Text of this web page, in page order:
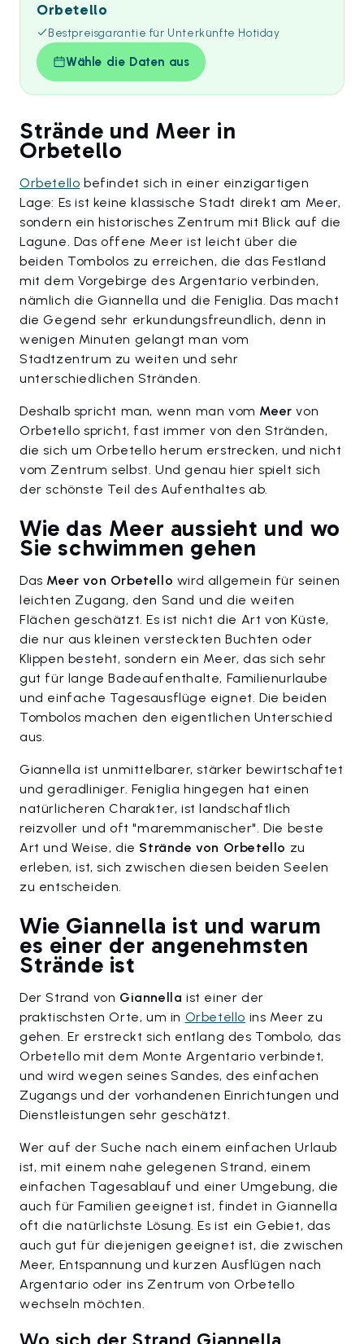
Orbetello
Bestpreisgarantie für Unterkünfte Hotiday
Wähle die Daten aus
Strände und Meer in
Orbetello
Orbetello befindet sich in einer einzigartigen
Lage: Es ist keine klassische Stadt direkt am Meer,
sondern ein historisches Zentrum mit Blick auf die
Lagune. Das offene Meer ist leicht über die
beiden Tombolos zu erreichen, die das Festland
mit dem Vorgebirge des Argentario verbinden,
nämlich die Giannella und die Feniglia. Das macht
die Gegend sehr erkundungsfreundlich, denn in
wenigen Minuten gelangt man vom
Stadtzentrum zu weiten und sehr
unterschiedlichen Stränden.
Deshalb spricht man, wenn man vom Meer von
Orbetello spricht, fast immer von den Stränden,
die sich um Orbetello herum erstrecken, und nicht
vom Zentrum selbst. Und genau hier spielt sich
der schönste Teil des Aufenthaltes ab.
Wie das Meer aussieht und wo
Sie schwimmen gehen
Das Meer von Orbetello wird allgemein für seinen
leichten Zugang, den Sand und die weiten
Flächen geschätzt. Es ist nicht die Art von Küste,
die nur aus kleinen versteckten Buchten oder
Klippen besteht, sondern ein Meer, das sich sehr
gut für lange Badeaufenthalte, Familienurlaube
und einfache Tagesausflüge eignet. Die beiden
Tombolos machen den eigentlichen Unterschied
aus.
Giannella ist unmittelbarer, stärker bewirtschaftet
und geradliniger. Feniglia hingegen hat einen
natürlicheren Charakter, ist landschaftlich
reizvoller und oft "maremmanischer". Die beste
Art und Weise, die Strände von Orbetello zu
erleben, ist, sich zwischen diesen beiden Seelen
zu entscheiden.
Wie Giannella ist und warum
es einer der angenehmsten
Strände ist
Der Strand von Giannella ist einer der
praktischsten Orte, um in Orbetello ins Meer zu
gehen. Er erstreckt sich entlang des Tombolo, das
Orbetello mit dem Monte Argentario verbindet,
und wird wegen seines Sandes, des einfachen
Zugangs und der vorhandenen Einrichtungen und
Dienstleistungen sehr geschätzt.
Wer auf der Suche nach einem einfachen Urlaub
ist, mit einem nahe gelegenen Strand, einem
einfachen Tagesablauf und einer Umgebung, die
auch für Familien geeignet ist, findet in Giannella
oft die natürlichste Lösung. Es ist ein Gebiet, das
auch gut für diejenigen geeignet ist, die zwischen
Meer, Entspannung und kurzen Ausflügen nach
Argentario oder ins Zentrum von Orbetello
wechseln möchten.